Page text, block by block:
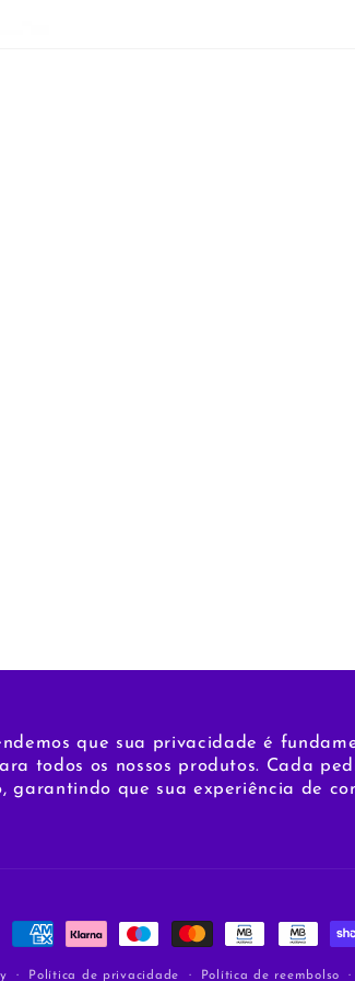
que sua privacidade é
todos os nossos produtos. Cada
garantindo que sua experiência de
Métodos
dePolítica de privacidade Política de reembolso